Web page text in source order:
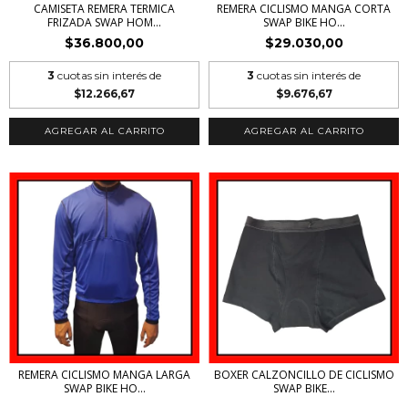
CAMISETA REMERA TERMICA
FRIZADA SWAP HOM...
$36.800,00
3 cuotas sin interés de
$12.266,67
AGREGAR AL CARRITO
REMERA CICLISMO MANGA CORTA
SWAP BIKE HO...
$29.030,00
3 cuotas sin interés de
$9.676,67
AGREGAR AL CARRITO
REMERA CICLISMO MANGA LARGA
SWAP BIKE HO...
BOXER CALZONCILLO DE CICLISMO
SWAP BIKE...